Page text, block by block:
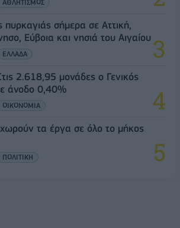
ΑΘΛΗΤΙΣΜΟΣ
πυρκαγιάς σήμερα σε Αττική,
Εύβοια και νησιά του Αιγαίου
ΕΛΛΑΔΑ
2.618,95 μονάδες ο Γενικός
άνοδο 0,40%
ΟΙΚΟΝΟΜΙΑ
τα έργα σε όλο το μήκος
ΠΟΛΙΤΙΚΗ